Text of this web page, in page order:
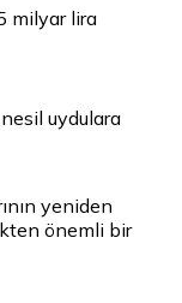
milyar lira
uydulara
yeniden
önemli bir